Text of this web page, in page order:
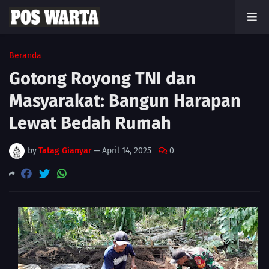
Beranda
Gotong Royong TNI dan
Masyarakat: Bangun Harapan
Lewat Bedah Rumah
byTatag Gianyar—April 14, 2025 0